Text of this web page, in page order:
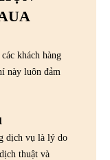
khách hàng
này luôn đảm
dịch vụ là lý do
thuật và